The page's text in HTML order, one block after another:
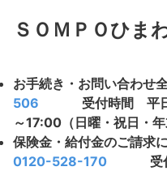
ＳＯＭＰＯひま
お手続き・お問い合わせ
506
受付時間 平日
～17:00（日曜・祝日・年
保険金・給付金のご請求
0120-528-170
受付